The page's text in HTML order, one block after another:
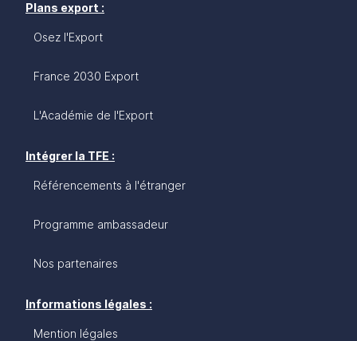
Plans export :
Osez l'Export
France 2030 Export
L'Académie de l'Export
Intégrer la TFE :
Référencements à l'étranger
Programme ambassadeur
Nos partenaires
Informations légales :
Mention légales